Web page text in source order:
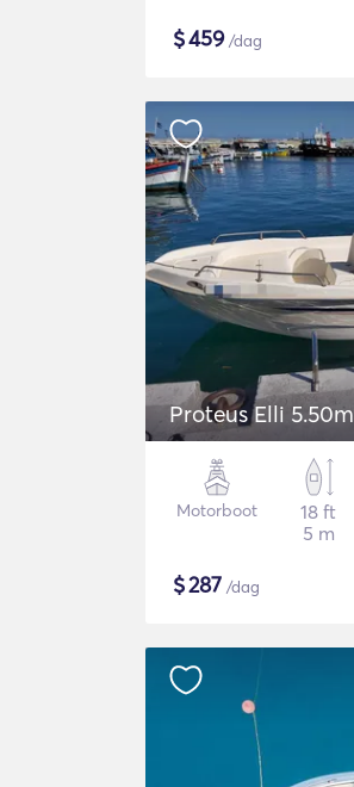
$459/dag
Proteus Elli 5.50m
Motorboot
18 ft
5 m
$287 /dag